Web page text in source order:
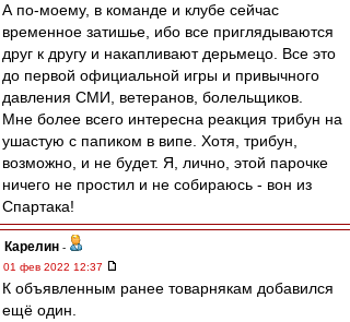
А по-моему, в команде и клубе сейчас
временное затишье, ибо все приглядываются
друг к другу и накапливают дерьмецо. Все это
до первой официальной игры и привычного
давления СМИ, ветеранов, болельщиков.
Мне более всего интересна реакция трибун на
ушастую с папиком в випе. Хотя, трибун,
возможно, и не будет. Я, лично, этой парочке
ничего не простил и не собираюсь - вон из
Спартака!
Карелин -
01 фев 2022 12:37
К объявленным ранее товарнякам добавился
ещё один.